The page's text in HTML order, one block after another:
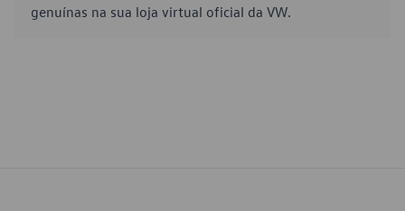
genuínas na sua loja virtual oficial da VW.